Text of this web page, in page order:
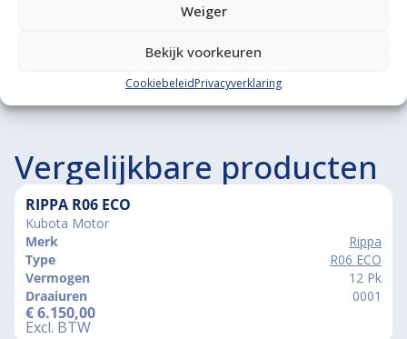
Weiger
Bekijk voorkeuren
CookiebeleidPrivacyverklaring
Vergelijkbare producten
RIPPA R06 ECO
Kubota Motor
Merk
Rippa
Type
R06 ECO
Vermogen
12 Pk
Draaiuren
0001
€6.150,00
Excl. BTW